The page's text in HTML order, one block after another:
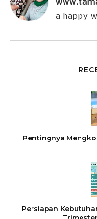
a happy
Pentingnya
Persiapan